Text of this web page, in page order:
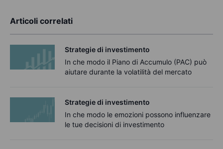
Articoli correlati
Strategie di investimento
In che modo il Piano di Accumulo (PAC) può
aiutare durante la volatilità del mercato
Strategie di investimento
In che modo le emozioni possono influenzare
le tue decisioni di investimento